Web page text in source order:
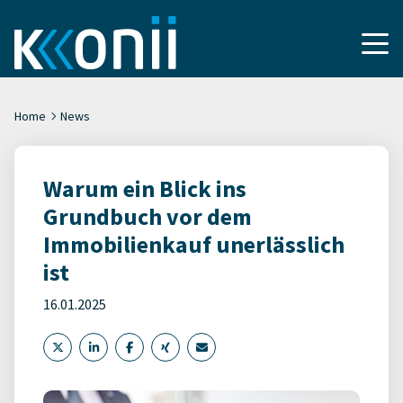
Home News
Warum ein Blick ins
Grundbuch vor dem
Immobilienkauf unerlässlich
ist
16.01.2025